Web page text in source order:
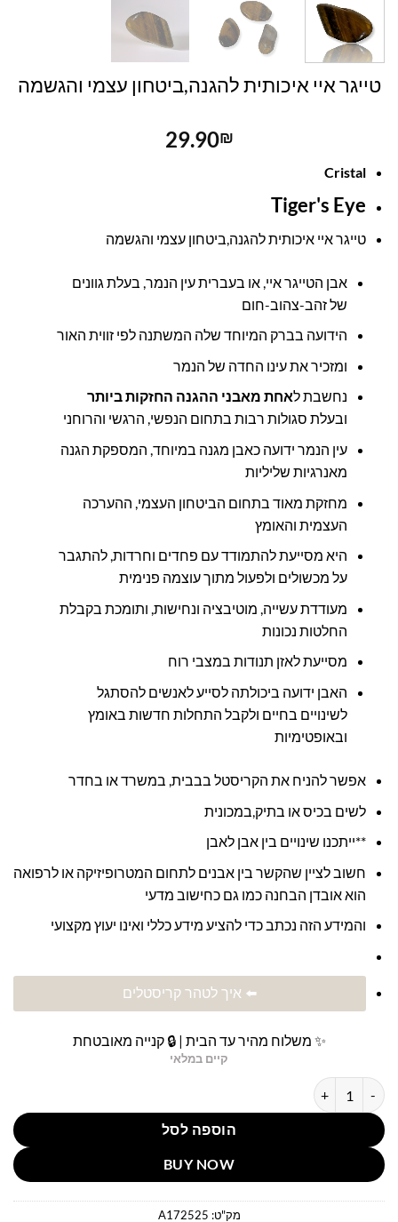
טייגר איי איכותית להגנה,ביטחון עצמי והגשמה
29.90₪
Cristal
Tiger's Eye
טייגר איי איכותית להגנה,ביטחון עצמי והגשמה
אבן הטייגר איי, או בעברית עין הנמר, בעלת גוונים
של זהב-צהוב-חום
הידועה בברק המיוחד שלה המשתנה לפי זווית האור
ומזכיר את עינו החדה של הנמר
נחשבת לאחת מאבני ההגנה החזקות ביותר
ובעלת סגולות רבות בתחום הנפשי, הרגשי והרוחני
עין הנמר ידועה כאבן מגנה במיוחד, המספקת הגנה
מאנרגיות שליליות
מחזקת מאוד בתחום הביטחון העצמי, ההערכה
העצמית והאומץ
היא מסייעת להתמודד עם פחדים וחרדות, להתגבר
על מכשולים ולפעול מתוך עוצמה פנימית
מעודדת עשייה, מוטיבציה ונחישות, ותומכת בקבלת
החלטות נכונות
מסייעת לאזן תנודות במצבי רוח
האבן ידועה ביכולתה לסייע לאנשים להסתגל
לשינויים בחיים ולקבל התחלות חדשות באומץ
ובאופטימיות
אפשר להניח את הקריסטל בבבית, במשרד או בחדר
לשים בכיס או בתיק,במכונית
**ייתכנו שינויים בין אבן לאבן
חשוב לציין שהקשר בין אבנים לתחום המטרופיזיקה או לרפואה
הוא אובדן הבחנה כמו גם כחישוב מדעי
והמידע הזה נכתב כדי להציע מידע כללי ואינו יעוץ מקצועי
⬅️ איך לטהר קריסטלים
✨ משלוח מהיר עד הבית | 🔒 קנייה מאובטחת
קיים במלאי
כמות של טייגר איי איכותית להגנה,ביטחון עצמי והגשמה
הוספה לסל
BUY NOW
מק"ט: A172525